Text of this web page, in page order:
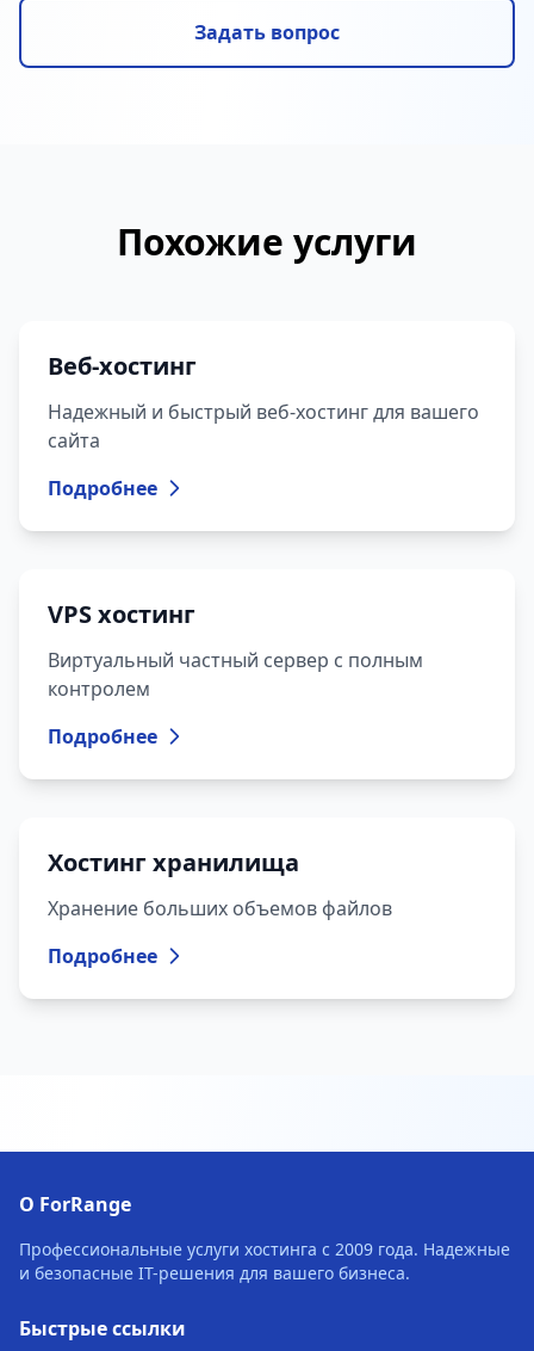
Задать вопрос
Похожие услуги
Веб-хостинг
Надежный и быстрый веб-хостинг для вашего
сайта
Подробнее
VPS хостинг
Виртуальный частный сервер с полным
контролем
Подробнее
Хостинг хранилища
Хранение больших объемов файлов
Подробнее
О ForRange
Профессиональные услуги хостинга с 2009 года. Надежные
и безопасные IT-решения для вашего бизнеса.
Быстрые ссылки